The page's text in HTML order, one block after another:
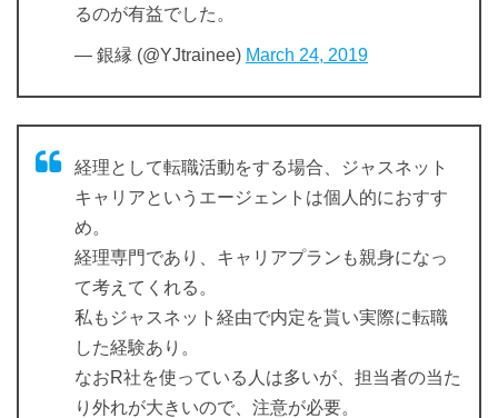
るのが有益でした。
— 銀縁 (@YJtrainee) March 24, 2019
経理として転職活動をする場合、ジャスネット
キャリアというエージェントは個人的におすす
め。
経理専門であり、キャリアプランも親身になっ
て考えてくれる。
私もジャスネット経由で内定を貰い実際に転職
した経験あり。
なおR社を使っている人は多いが、担当者の当た
り外れが大きいので、注意が必要。